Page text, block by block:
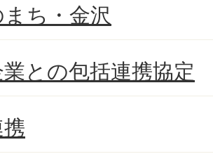
ち・金沢
との包括連携協定